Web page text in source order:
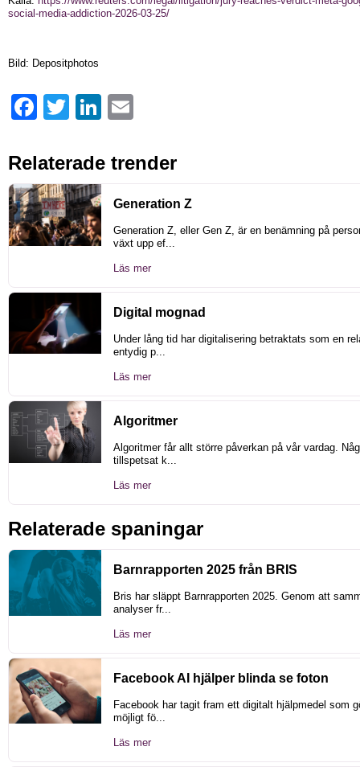
social-media-addiction-2026-03-25/
Bild: Depositphotos
FacebookTwitter LinkedIn
Relaterade trender
Generation Z
Generation Z, eller Gen Z, är en benämning på
växt upp ef...
Läs mer
Digital mognad
Under lång tid har digitalisering betraktats som en
entydig p...
Läs mer
Algoritmer
Algoritmer får allt större påverkan på vår vardag.
tillspetsat k...
Läs mer
Relaterade spaningar
Barnrapporten 2025 från BRIS
Bris har släppt Barnrapporten 2025. Genom att
analyser fr...
Läs mer
Facebook AI hjälper blinda se foton
Facebook har tagit fram ett digitalt hjälpmedel som
möjligt fö...
Läs mer